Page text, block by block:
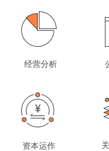
经营分析
资本运作